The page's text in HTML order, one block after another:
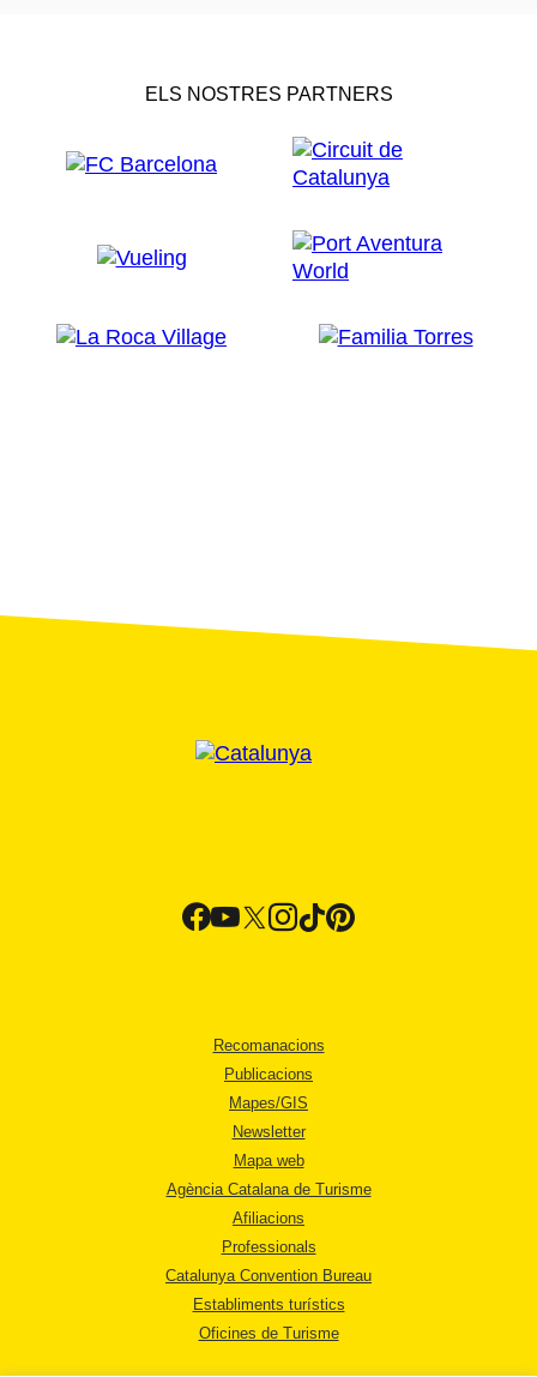
ELS NOSTRES PARTNERS
Recomanacions
Publicacions
Mapes/GIS
Newsletter
Mapa web
Agència Catalana de Turisme
Afiliacions
Professionals
Catalunya Convention Bureau
Establiments turístics
Oficines de Turisme